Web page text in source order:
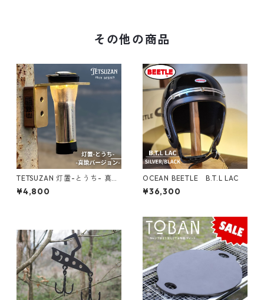
その他の商品
TETSUZAN 灯置-とうち- 真鍮
バージョン
¥4,800
OCEAN BEETLE B.T.L LAC
¥36,300